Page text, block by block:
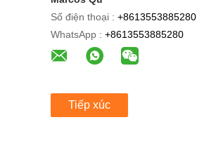
Số điện thoại : +8613553885280
WhatsApp : +8613553885280
Tiếp xúc